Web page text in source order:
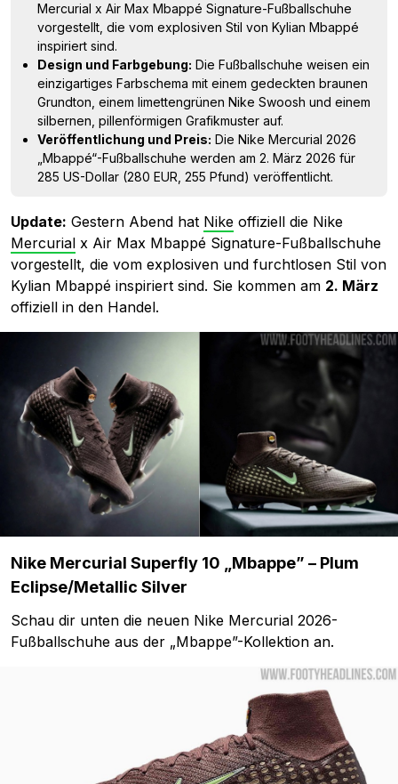
Mercurial x Air Max Mbappé Signature-Fußballschuhe
vorgestellt, die vom explosiven Stil von Kylian Mbappé
inspiriert sind.
Design und Farbgebung: Die Fußballschuhe weisen ein
einzigartiges Farbschema mit einem gedeckten braunen
Grundton, einem limettengrünen Nike Swoosh und einem
silbernen, pillenförmigen Grafikmuster auf.
Veröffentlichung und Preis: Die Nike Mercurial 2026
„Mbappé“-Fußballschuhe werden am 2. März 2026 für
285 US-Dollar (280 EUR, 255 Pfund) veröffentlicht.
Update: Gestern Abend hat Nike offiziell die Nike
Mercurial x Air Max Mbappé Signature-Fußballschuhe
vorgestellt, die vom explosiven und furchtlosen Stil von
Kylian Mbappé inspiriert sind. Sie kommen am 2. März
offiziell in den Handel.
Nike Mercurial Superfly 10 „Mbappe” – Plum
Eclipse/Metallic Silver
Schau dir unten die neuen Nike Mercurial 2026-
Fußballschuhe aus der „Mbappe”-Kollektion an.